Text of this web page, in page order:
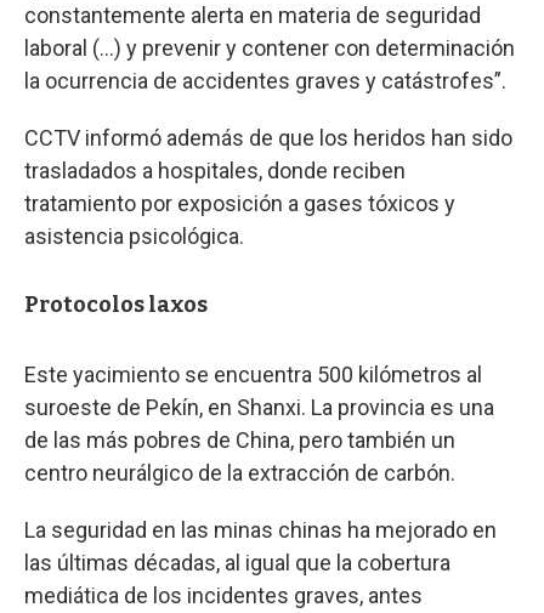
constantemente alerta en materia de seguridad
laboral (...) y prevenir y contener con determinación
la ocurrencia de accidentes graves y catástrofes”.
CCTV informó además de que los heridos han sido
trasladados a hospitales, donde reciben
tratamiento por exposición a gases tóxicos y
asistencia psicológica.
Protocolos laxos
Este yacimiento se encuentra 500 kilómetros al
suroeste de Pekín, en Shanxi. La provincia es una
de las más pobres de China, pero también un
centro neurálgico de la extracción de carbón.
La seguridad en las minas chinas ha mejorado en
las últimas décadas, al igual que la cobertura
mediática de los incidentes graves, antes